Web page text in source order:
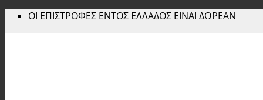
Skip ΟΙ ΕΠΙΣΤΡΟΦΕΣ ΕΝΤΟΣ ΕΛΛΑΔΟΣ ΕΙΝΑΙ ΔΩΡΕΑΝ